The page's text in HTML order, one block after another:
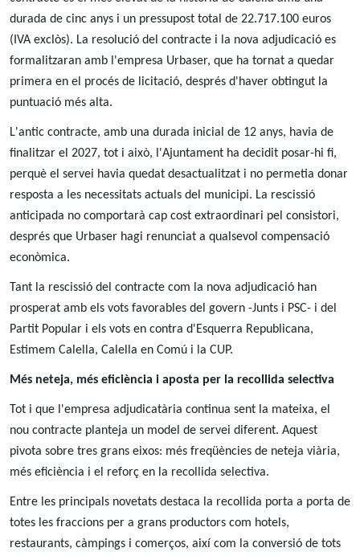
durada de cinc anys i un pressupost total de 22.717.100 euros
(IVA exclòs). La resolució del contracte i la nova adjudicació es
formalitzaran amb l'empresa Urbaser, que ha tornat a quedar
primera en el procés de licitació, després d'haver obtingut la
puntuació més alta.
L'antic contracte, amb una durada inicial de 12 anys, havia de
finalitzar el 2027, tot i això, l'Ajuntament ha decidit posar-hi fi,
perquè el servei havia quedat desactualitzat i no permetia donar
resposta a les necessitats actuals del municipi. La rescissió
anticipada no comportarà cap cost extraordinari pel consistori,
després que Urbaser hagi renunciat a qualsevol compensació
econòmica.
Tant la rescissió del contracte com la nova adjudicació han
prosperat amb els vots favorables del govern -Junts i PSC- i del
Partit Popular i els vots en contra d'Esquerra Republicana,
Estimem Calella, Calella en Comú i la CUP.
Més neteja, més eficiència i aposta per la recollida selectiva
Tot i que l'empresa adjudicatària continua sent la mateixa, el
nou contracte planteja un model de servei diferent. Aquest
pivota sobre tres grans eixos: més freqüències de neteja viària,
més eficiència i el reforç en la recollida selectiva.
Entre les principals novetats destaca la recollida porta a porta de
totes les fraccions per a grans productors com hotels,
restaurants, càmpings i comerços, així com la conversió de tots